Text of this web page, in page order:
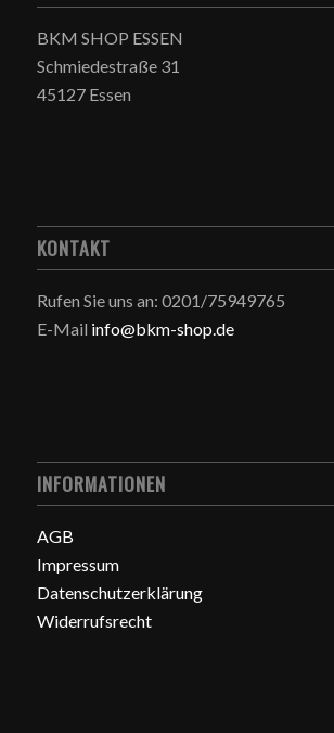
BKM SHOP ESSEN
Schmiedestraße 31
45127 Essen
KONTAKT
Rufen Sie uns an: 0201/75949765
E-Mail info@bkm-shop.de
INFORMATIONEN
AGB
Impressum
Datenschutzerklärung
Widerrufsrecht